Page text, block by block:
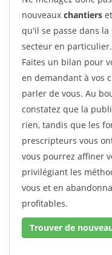
nouveaux chantiers et
qu'il se passe dans
secteur en particulier.
Faites un bilan pour
en demandant à vos
parler de vous. Au
constatez que la
rien, tandis que les
prescripteurs vous
vous pourrez affiner
privilégiant les
vous et en
profitables.
Trouver de